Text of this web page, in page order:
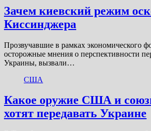
Зачем киевский режим
Киссинджера
Прозвучавшие в рамках экономического
осторожные мнения о перспективности
Украины, вызвали…
США
Какое оружие США и
хотят передавать Украине